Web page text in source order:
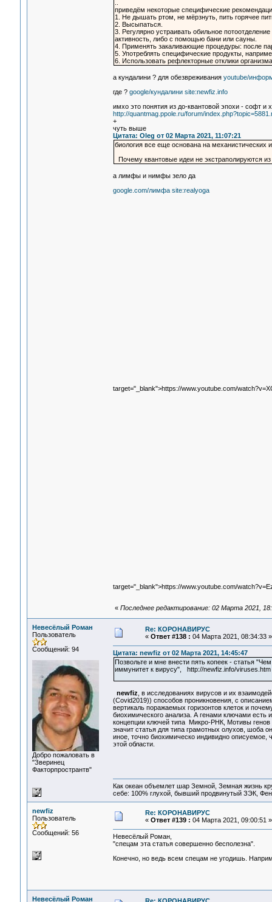
приведём некоторые специфические
1. Не дышать ртом, не мёрзнуть, пить горячее
2. Высыпаться.
3. Регулярно устраивать обильное
активность, либо с помощью бани или сауны.
4. Применять закаливающие процедуры: после
5. Употреблять специфические продукты,
6. Использовать рефлекторные отклики
а кундалини ? для обезвреживания youtube/
где ? google/кундалини site:newfiz.info
имхо это понятия из до-квантовой эпохи - софт и
http://quantmag.ppole.ru/forum/
+
чуть выше
Цитата: Oleg от 02 Марта 2021, 11:07:21
биология все еще основана на механистических
Почему квантовые идеи не экстраполируются
а лимфы и нимфы зело да
google.com/лимфа site:realyoga
target="_blank">https://www.youtube.com/
target="_blank">https://www.youtube.com/
« Последнее редактирование: 02 Марта 2021,
Невесёлый Роман
Пользователь
Сообщений: 94
Добро пожаловать в
"Зверинец
Факторпространтв"
Re: КОРОНАВИРУС
« Ответ #138 : 04 Марта 2021, 08:34:33 »
Цитата: newfiz от 02 Марта 2021, 14:45:47
Позвольте и мне внести пять копеек - статья
иммунитет к вирусу", http://newfiz.info/viruses.htm
newfiz , в исследованиях вирусов и их
(Covid2019)) способов проникновения, с
вертикаль поражаемых горизонтов клеток и
биохимического анализа. А генами ключами
концепции ключей типа Микро-РНК, Мотивы генов
значит статья для типа грамотных олухов, шоба
иное, точно биохимическо индивидно
этой области.
Как океан объемлет шар Земной, Земная жизнь
себе: 100% глухой, бывший продвинутый ЗЭК,
newfiz
Пользователь
Сообщений: 56
Re: КОРОНАВИРУС
« Ответ #139 : 04 Марта 2021, 09:00:51 »
Невесёлый Роман,
"спецам эта статья совершенно бесполезна".
Конечно, но ведь всем спецам не угодишь.
Невесёлый Роман